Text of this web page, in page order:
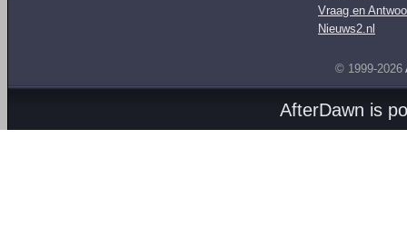
Vraag en
Nieuws2.nl
© 1999-2026
AfterDawn is